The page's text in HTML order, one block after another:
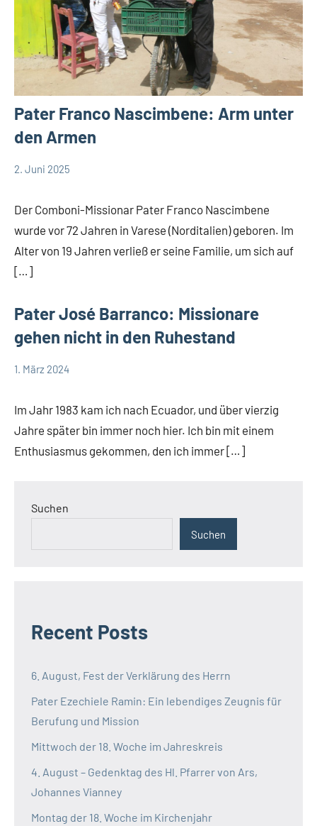
Pater Franco Nascimbene: Arm unter
den Armen
2. Juni 2025
Der Comboni-Missionar Pater Franco Nascimbene
wurde vor 72 Jahren in Varese (Norditalien) geboren. Im
Alter von 19 Jahren verließ er seine Familie, um sich auf
[…]
Pater José Barranco: Missionare
gehen nicht in den Ruhestand
1. März 2024
Im Jahr 1983 kam ich nach Ecuador, und über vierzig
Jahre später bin immer noch hier. Ich bin mit einem
Enthusiasmus gekommen, den ich immer […]
Suchen
Suchen
Recent Posts
6. August, Fest der Verklärung des Herrn
Pater Ezechiele Ramin: Ein lebendiges Zeugnis für
Berufung und Mission
Mittwoch der 18. Woche im Jahreskreis
4. August – Gedenktag des Hl. Pfarrer von Ars,
Johannes Vianney
Montag der 18. Woche im Kirchenjahr